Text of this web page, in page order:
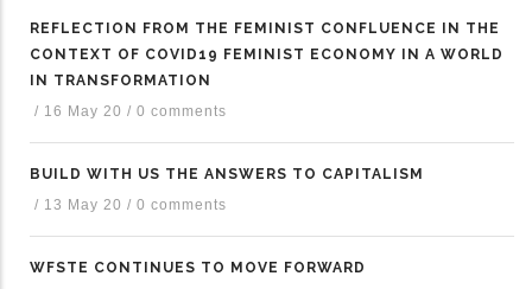
REFLECTION FROM THE FEMINIST CONFLUENCE IN THE
CONTEXT OF COVID19 FEMINIST ECONOMY IN A WORLD
IN TRANSFORMATION
/ 16 May 20 / 0 comments
BUILD WITH US THE ANSWERS TO CAPITALISM
/ 13 May 20 / 0 comments
WFSTE CONTINUES TO MOVE FORWARD